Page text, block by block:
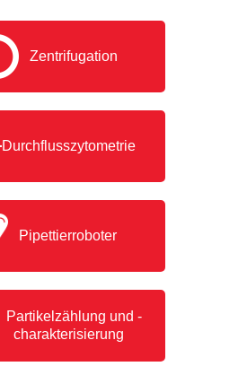
Zentrifugation
Durchflusszytometrie
Pipettierroboter
Partikelzählung und -
charakterisierung